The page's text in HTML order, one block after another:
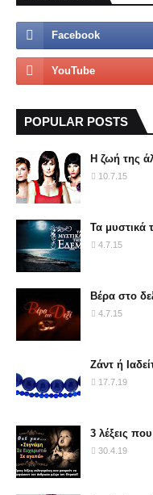
POPULAR POSTS
Η ζωή της
10.7.15
Τα μυστικά
4.7.15
Βέρα στο
4.7.15
Ζάντ ή
17.7.19
3 λέξεις
30.4.19